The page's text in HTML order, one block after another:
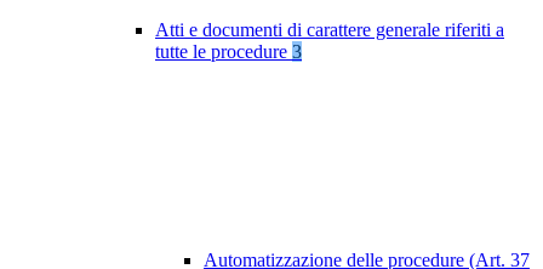
Atti e documenti di carattere generale riferiti a
tutte le procedure 3
Automatizzazione delle procedure (Art. 37